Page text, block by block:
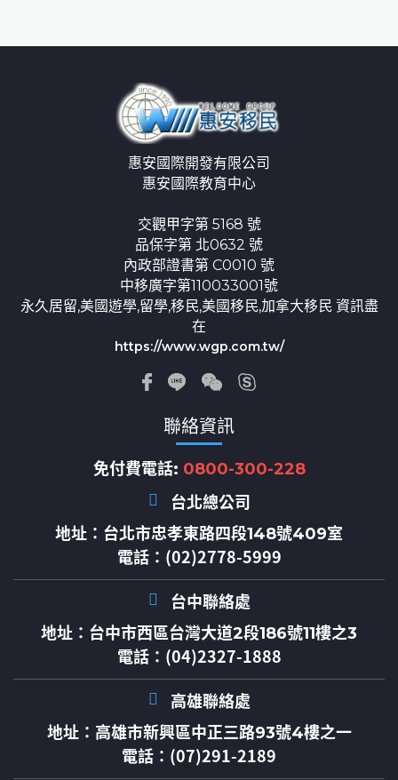
惠安國際開發有限公司
惠安國際教育中心
交觀甲字第 5168 號
品保字第 北0632 號
內政部證書第 C0010 號
中移廣字第110033001號
永久居留,美國遊學,留學,移民,美國移民,加拿大移民 資訊盡
在
https://www.wgp.com.tw/
聯絡資訊
免付費電話: 0800-300-228
台北總公司
地址： 台北市忠孝東路四段148號409室
電話：(02)2778-5999
台中聯絡處
地址： 台中市西區台灣大道2段186號11樓之3
電話：(04)2327-1888
高雄聯絡處
地址： 高雄市新興區中正三路93號4樓之一
電話：(07)291-2189